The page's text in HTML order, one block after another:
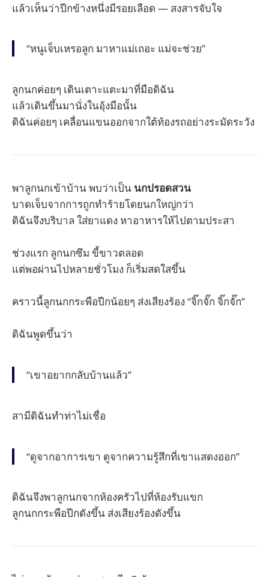
แล้วเห็นว่าปีกข้างหนึ่งมีรอยเลือด — สงสารจับใจ
“หนูเจ็บเหรอลูก มาหาแม่เถอะ แม่จะช่วย”
ลูกนกค่อยๆ เดินเตาะแตะมาที่มือดิฉัน
แล้วเดินขึ้นมานั่งในอุ้งมือนั้น
ดิฉันค่อยๆ เคลื่อนแขนออกจากใต้ท้องรถอย่างระมัดระวัง
พาลูกนกเข้าบ้าน พบว่าเป็น นกปรอดสวน
บาดเจ็บจากการถูกทำร้ายโดยนกใหญ่กว่า
ดิฉันจึงบริบาล ใส่ยาแดง หาอาหารให้ไปตามประสา
ช่วงแรก ลูกนกซึม ขี้ขาวตลอด
แต่พอผ่านไปหลายชั่วโมง ก็เริ่มสดใสขึ้น
คราวนี้ลูกนกกระพือปีกน้อยๆ ส่งเสียงร้อง “จิ๊กจั๊ก จิ๊กจั๊ก”
ดิฉันพูดขึ้นว่า
“เขาอยากกลับบ้านแล้ว”
สามีดิฉันทำท่าไม่เชื่อ
“ดูจากอาการเขา ดูจากความรู้สึกที่เขาแสดงออก”
ดิฉันจึงพาลูกนกจากห้องครัวไปที่ห้องรับแขก
ลูกนกกระพือปีกดังขึ้น ส่งเสียงร้องดังขึ้น